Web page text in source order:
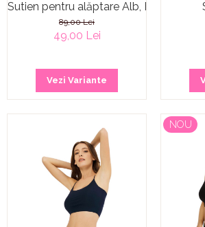
Sutien pentru alăptare Alb, Bej & Negru
89,00 Lei
49,00 Lei
Vezi Variante
NOU